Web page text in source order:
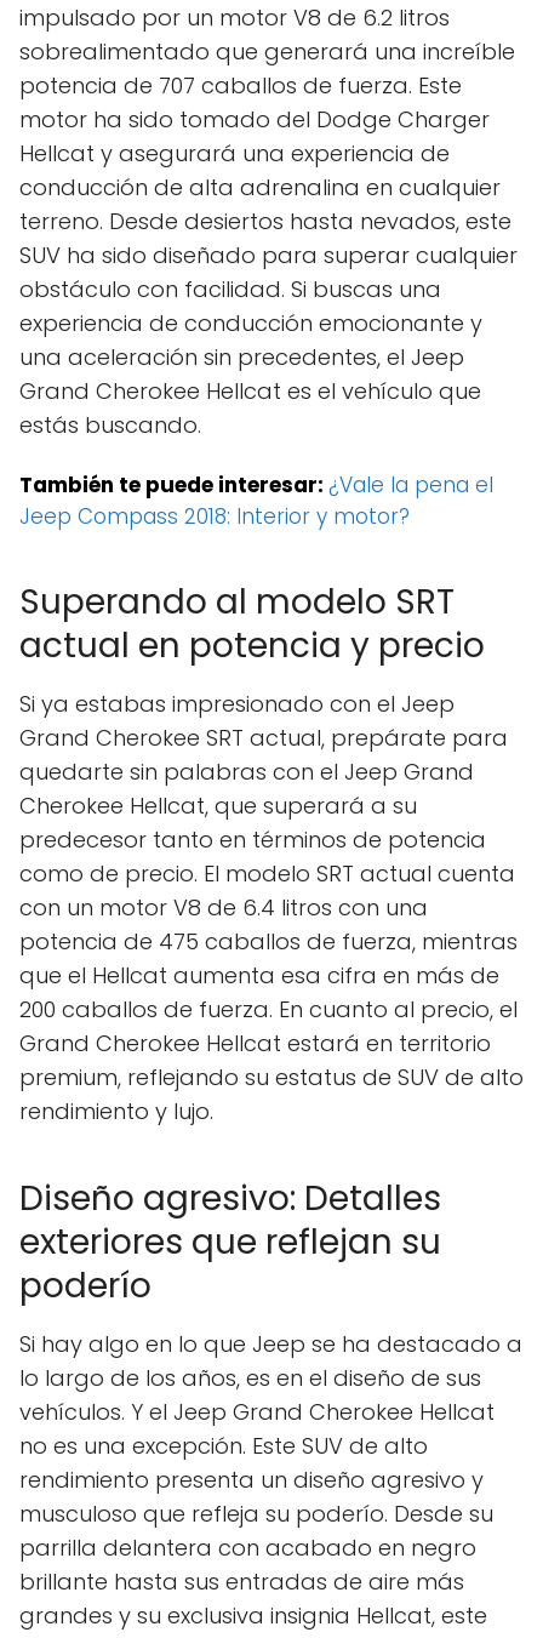
impulsado por un motor V8 de 6.2 litros
sobrealimentado que generará una increíble
potencia de 707 caballos de fuerza. Este
motor ha sido tomado del Dodge Charger
Hellcat y asegurará una experiencia de
conducción de alta adrenalina en cualquier
terreno. Desde desiertos hasta nevados, este
SUV ha sido diseñado para superar cualquier
obstáculo con facilidad. Si buscas una
experiencia de conducción emocionante y
una aceleración sin precedentes, el Jeep
Grand Cherokee Hellcat es el vehículo que
estás buscando.
También te puede interesar: ¿Vale la pena el
Jeep Compass 2018: Interior y motor?
Superando al modelo SRT
actual en potencia y precio
Si ya estabas impresionado con el Jeep
Grand Cherokee SRT actual, prepárate para
quedarte sin palabras con el Jeep Grand
Cherokee Hellcat, que superará a su
predecesor tanto en términos de potencia
como de precio. El modelo SRT actual cuenta
con un motor V8 de 6.4 litros con una
potencia de 475 caballos de fuerza, mientras
que el Hellcat aumenta esa cifra en más de
200 caballos de fuerza. En cuanto al precio, el
Grand Cherokee Hellcat estará en territorio
premium, reflejando su estatus de SUV de alto
rendimiento y lujo.
Diseño agresivo: Detalles
exteriores que reflejan su
poderío
Si hay algo en lo que Jeep se ha destacado a
lo largo de los años, es en el diseño de sus
vehículos. Y el Jeep Grand Cherokee Hellcat
no es una excepción. Este SUV de alto
rendimiento presenta un diseño agresivo y
musculoso que refleja su poderío. Desde su
parrilla delantera con acabado en negro
brillante hasta sus entradas de aire más
grandes y su exclusiva insignia Hellcat, este